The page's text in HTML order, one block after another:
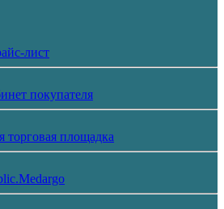
лист
покупателя
торговая площадка